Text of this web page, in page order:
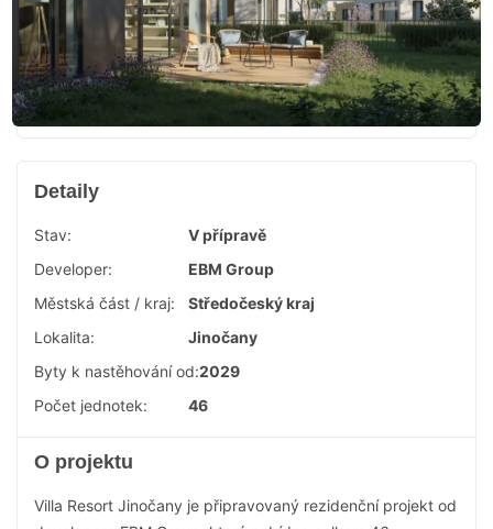
Detaily
Stav:
V přípravě
Developer:
EBM Group
Městská část / kraj:
Středočeský kraj
Lokalita:
Jinočany
Byty k nastěhování od:2029
Počet jednotek:
46
O projektu
Villa Resort Jinočany je připravovaný rezidenční projekt od